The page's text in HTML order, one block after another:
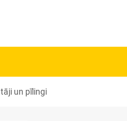
un pīlingi